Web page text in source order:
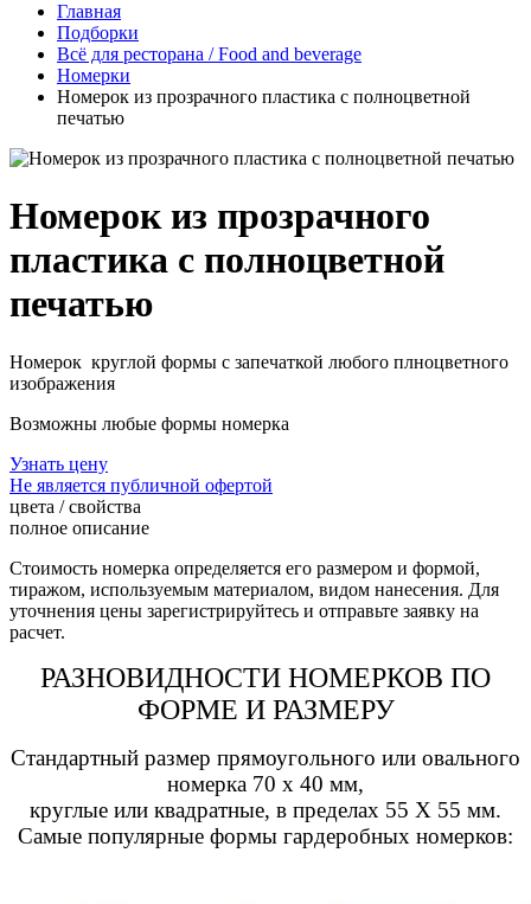
Главная
Подборки
Всё для ресторана / Food and beverage
Номерки
Номерок из прозрачного пластика с полноцветной
печатью
Номерок из прозрачного
пластика с полноцветной
печатью
Номерок круглой формы с запечаткой любого плноцветного
изображения
Возможны любые формы номерка
Узнать цену
Не является публичной офертой
цвета / свойства
полное описание
Стоимость номерка определяется его размером и формой,
тиражом, используемым материалом, видом нанесения. Для
уточнения цены зарегистрируйтесь и отправьте заявку на
расчет.
РАЗНОВИДНОСТИ НОМЕРКОВ ПО
ФОРМЕ И РАЗМЕРУ
Стандартный размер прямоугольного или овального
номерка 70 x 40 мм,
круглые или квадратные, в пределах 55 X 55 мм.
Самые популярные формы гардеробных номерков: